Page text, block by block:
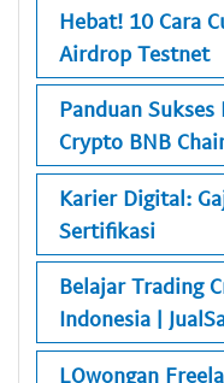
Hebat! 10 Cara
Airdrop Testnet
Panduan
Crypto BNB
Karier Digital:
Sertifikasi
Belajar Trading
Indonesia |
LOwongan